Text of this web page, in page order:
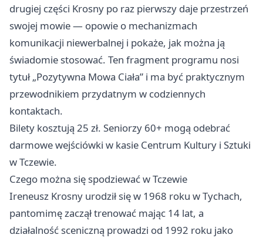
drugiej części Krosny po raz pierwszy daje przestrzeń
swojej mowie — opowie o mechanizmach
komunikacji niewerbalnej i pokaże, jak można ją
świadomie stosować. Ten fragment programu nosi
tytuł „Pozytywna Mowa Ciała” i ma być praktycznym
przewodnikiem przydatnym w codziennych
kontaktach.
Bilety kosztują 25 zł. Seniorzy 60+ mogą odebrać
darmowe wejściówki w kasie Centrum Kultury i Sztuki
w Tczewie.
Czego można się spodziewać w Tczewie
Ireneusz Krosny urodził się w 1968 roku w Tychach,
pantomimę zaczął trenować mając 14 lat, a
działalność sceniczną prowadzi od 1992 roku jako